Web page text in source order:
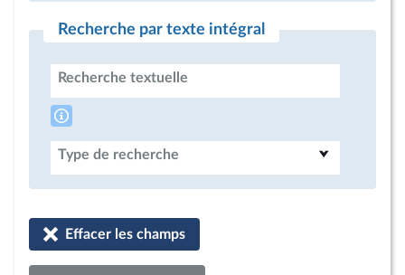
Recherche par texte intégral
Recherche textuelle
Type de recherche
Effacer les champs